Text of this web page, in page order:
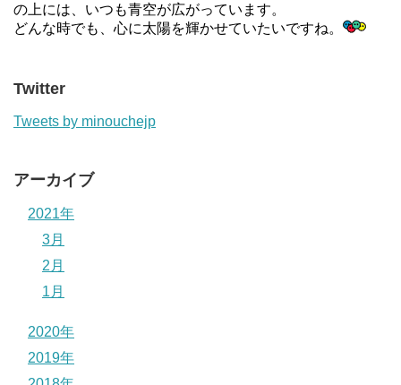
の上には、いつも青空が広がっています。
どんな時でも、心に太陽を輝かせていたいですね。
Twitter
Tweets by minouchejp
アーカイブ
2021年
3月
2月
1月
2020年
2019年